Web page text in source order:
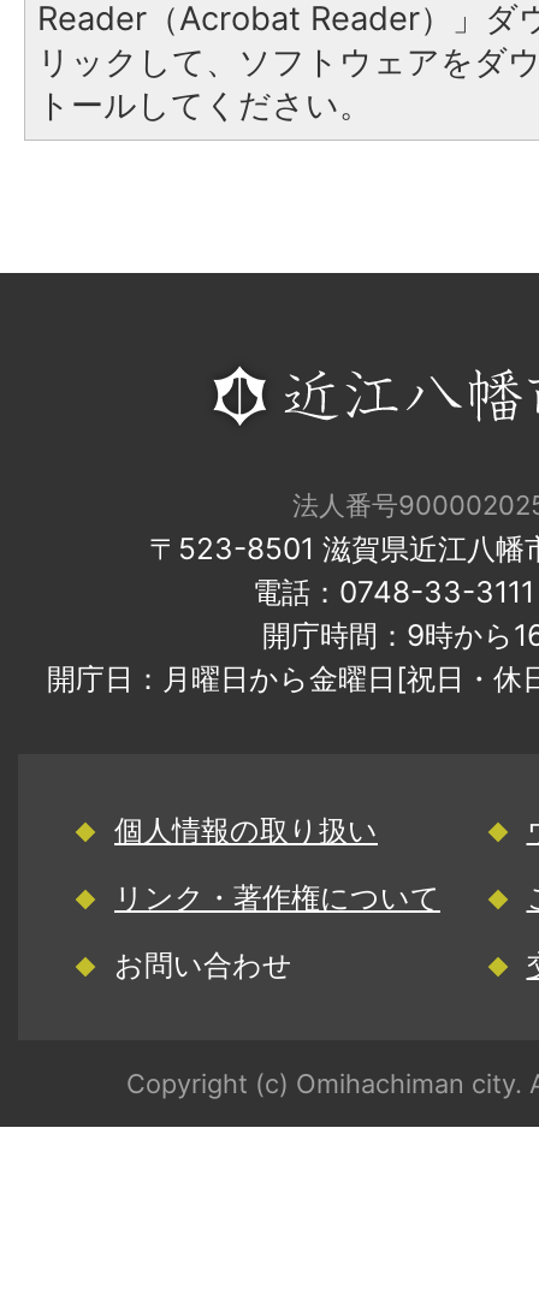
Reader（Acrobat Reader）」ダ
リックして、ソフトウェアをダ
トールしてください。
法人番号
〒523-8501 滋賀県近江八幡
電話：0748-33-
開庁時間：9時から
開庁日：月曜日から金曜日[祝日・
個人情報の取り扱い
リンク・著作権について
お問い合わせ
Copyright (c) Omihachiman city.